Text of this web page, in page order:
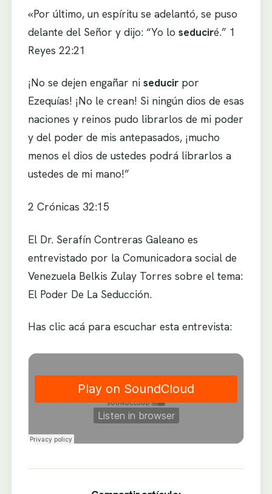
«Por último, un espíritu se adelantó, se puso
delante del Señor y dijo: “Yo lo seduciré.” 1
Reyes 22:21
¡No se dejen engañar ni seducirpor
Ezequías! ¡No le crean! Si ningún dios de esas
naciones y reinos pudo librarlos de mi poder
y del poder de mis antepasados, ¡mucho
menos el dios de ustedes podrá librarlos a
ustedes de mi mano!”
2 Crónicas 32:15
El Dr. Serafín Contreras Galeano es
entrevistado por la Comunicadora social de
Venezuela Belkis Zulay Torres sobre el tema:
El Poder De La Seducción.
Has clic acá para escuchar esta entrevista: